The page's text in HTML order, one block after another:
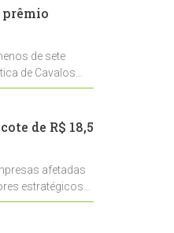
prêmio
de sete
de Cavalos
de R$ 18,5
afetadas
estratégicos